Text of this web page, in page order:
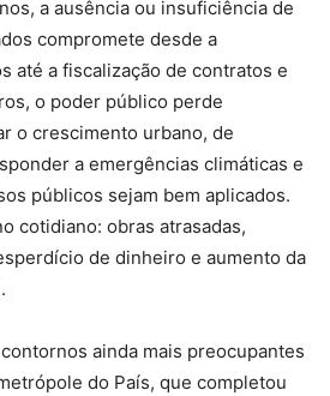
a ausência ou insuficiência de
compromete desde a
até a fiscalização de contratos e
o poder público perde
o crescimento urbano, de
a emergências climáticas e
públicos sejam bem aplicados.
cotidiano: obras atrasadas,
de dinheiro e aumento da
ainda mais preocupantes
do País, que completou